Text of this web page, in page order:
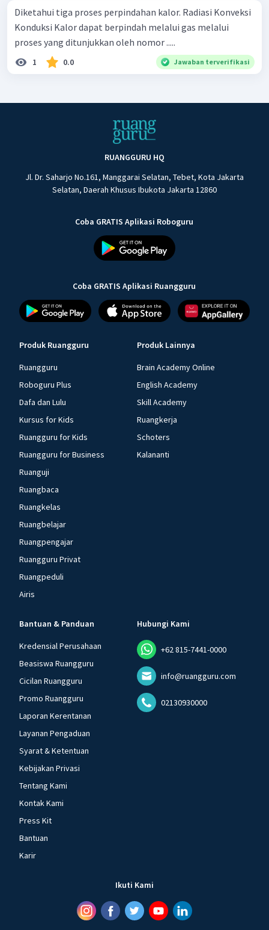
Diketahui tiga proses perpindahan kalor. Radiasi Konveksi
Konduksi Kalor dapat berpindah melalui gas melalui
proses yang ditunjukkan oleh nomor .....
1 0.0 Jawaban terverifikasi
RUANGGURU HQ
Jl. Dr. Saharjo No.161, Manggarai Selatan, Tebet, Kota Jakarta
Selatan, Daerah Khusus Ibukota Jakarta 12860
Coba GRATIS Aplikasi Roboguru
Coba GRATIS Aplikasi Ruangguru
Produk Ruangguru
Ruangguru
Roboguru Plus
Dafa dan Lulu
Kursus for Kids
Ruangguru for Kids
Ruangguru for Business
Ruanguji
Ruangbaca
Ruangkelas
Ruangbelajar
Ruangpengajar
Ruangguru Privat
Ruangpeduli
Airis
Produk Lainnya
Brain Academy Online
English Academy
Skill Academy
Ruangkerja
Schoters
Kalananti
Bantuan & Panduan
Kredensial Perusahaan
Beasiswa Ruangguru
Cicilan Ruangguru
Promo Ruangguru
Laporan Kerentanan
Layanan Pengaduan
Syarat & Ketentuan
Kebijakan Privasi
Tentang Kami
Kontak Kami
Press Kit
Bantuan
Karir
Hubungi Kami
+62 815-7441-0000
info@ruangguru.com
02130930000
Ikuti Kami